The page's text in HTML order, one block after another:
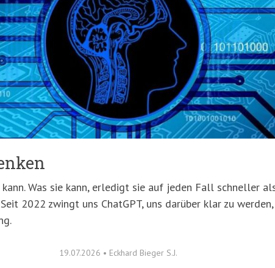
Was sie kann, erledigt sie auf jeden Fall schneller
2022 zwingt uns ChatGPT, uns darüber klar zu
19.07.2026 • Eckhard Bieger S.J.